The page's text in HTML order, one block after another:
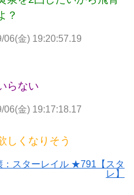
？
06(金) 19:20:57.19
らない
06(金) 19:17:18.17
しくなりそう
：スターレイル ★791【スタ
レ】